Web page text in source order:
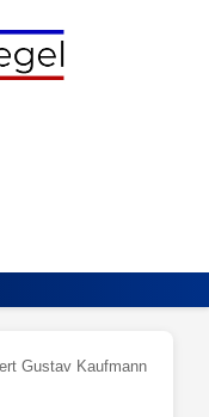
Gustav Kaufmann